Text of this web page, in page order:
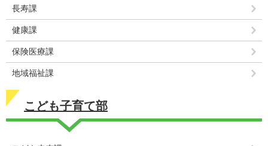
長寿課
健康課
保険医療課
地域福祉課
こども子育て部